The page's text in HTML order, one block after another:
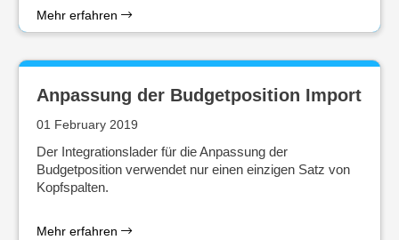
Mehr erfahren
Anpassung der Budgetposition Import
01 February 2019
Der Integrationslader für die Anpassung der
Budgetposition verwendet nur einen einzigen Satz von
Kopfspalten.
Mehr erfahren